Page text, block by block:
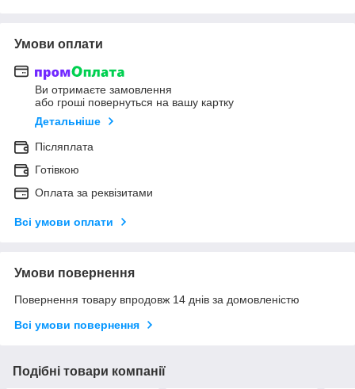
Умови оплати
Ви отримаєте замовлення
або гроші повернуться на вашу картку
Детальніше
Післяплата
Готівкою
Оплата за реквізитами
Всі умови оплати
Умови повернення
Повернення товару впродовж 14 днів за домовленістю
Всі умови повернення
Подібні товари компанії